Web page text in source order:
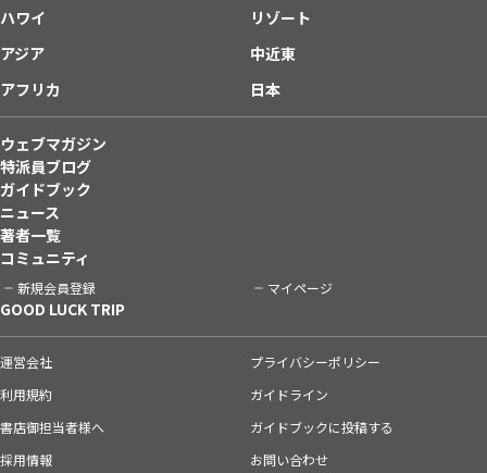
ハワイ
リゾート
アジア
中近東
アフリカ
日本
ウェブマガジン
特派員ブログ
ガイドブック
ニュース
著者一覧
コミュニティ
新規会員登録 マイページ
GOOD LUCK TRIP
運営会社
プライバシーポリシー
利用規約
ガイドライン
書店御担当者様へ
ガイドブックに投稿する
採用情報
お問い合わせ